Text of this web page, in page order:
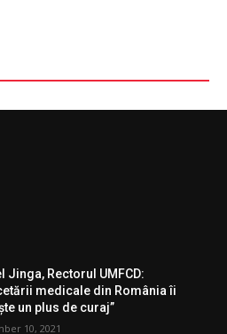
Jinga, Rectorul UMFCD:
medicale din România îi
un plus de curaj”
10, 2021